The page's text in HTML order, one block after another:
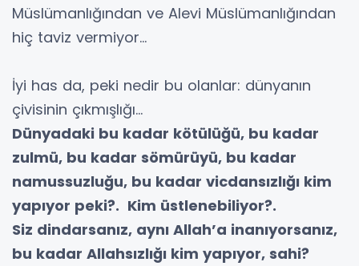
Müslümanlığından ve Alevi Müslümanlığından
hiç taviz vermiyor…
İyi has da, peki nedir bu olanlar: dünyanın
çivisinin çıkmışlığı…
Dünyadaki bu kadar kötülüğü, bu kadar
zulmü, bu kadar sömürüyü, bu kadar
namussuzluğu, bu kadar vicdansızlığı kim
yapıyor peki?. Kim üstlenebiliyor?.
Siz dindarsanız, aynı Allah’a inanıyorsanız,
bu kadar Allahsızlığı kim yapıyor, sahi?